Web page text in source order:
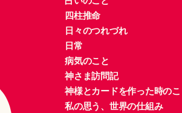
四柱推命
日々のつれづれ
日常
病気のこと
神さま訪問記
神様とカードを作った時の
私の思う、世界の仕組み